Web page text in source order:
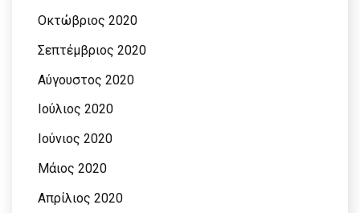
Οκτώβριος 2020
Σεπτέμβριος 2020
Αύγουστος 2020
Ιούλιος 2020
Ιούνιος 2020
Μάιος 2020
Απρίλιος 2020